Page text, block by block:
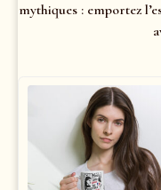
mythiques : emportez